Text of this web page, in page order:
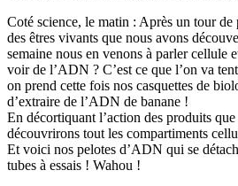
Coté science, le matin : Après un tour
des êtres vivants que nous avons
semaine nous en venons à parler
voir de l’ADN ? C’est ce que l’on va
on prend cette fois nos casquettes de
d’extraire de l’ADN de banane !
En décortiquant l’action des produits
découvrirons tout les compartiments
Et voici nos pelotes d’ADN qui se
tubes à essais ! Wahou !